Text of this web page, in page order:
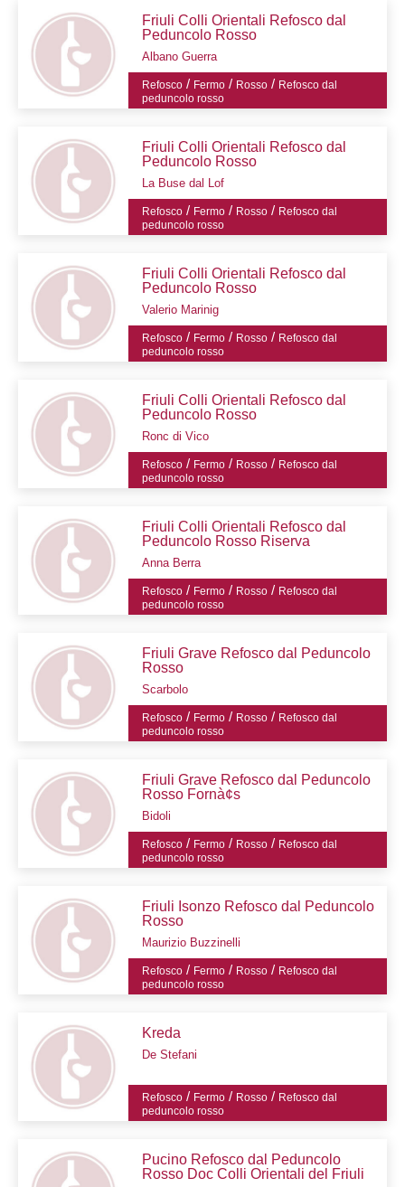
Friuli Colli Orientali Refosco dal
Peduncolo Rosso
Albano Guerra
Refosco / Fermo / Rosso / Refosco dal
peduncolo rosso
Friuli Colli Orientali Refosco dal
Peduncolo Rosso
La Buse dal Lof
Refosco / Fermo / Rosso / Refosco dal
peduncolo rosso
Friuli Colli Orientali Refosco dal
Peduncolo Rosso
Valerio Marinig
Refosco / Fermo / Rosso / Refosco dal
peduncolo rosso
Friuli Colli Orientali Refosco dal
Peduncolo Rosso
Ronc di Vico
Refosco / Fermo / Rosso / Refosco dal
peduncolo rosso
Friuli Colli Orientali Refosco dal
Peduncolo Rosso Riserva
Anna Berra
Refosco / Fermo / Rosso / Refosco dal
peduncolo rosso
Friuli Grave Refosco dal Peduncolo
Rosso
Scarbolo
Refosco / Fermo / Rosso / Refosco dal
peduncolo rosso
Friuli Grave Refosco dal Peduncolo
Rosso Fornà¢s
Bidoli
Refosco / Fermo / Rosso / Refosco dal
peduncolo rosso
Friuli Isonzo Refosco dal Peduncolo
Rosso
Maurizio Buzzinelli
Refosco / Fermo / Rosso / Refosco dal
peduncolo rosso
Kreda
De Stefani
Refosco / Fermo / Rosso / Refosco dal
peduncolo rosso
Pucino Refosco dal Peduncolo
Rosso Doc Colli Orientali del Friuli